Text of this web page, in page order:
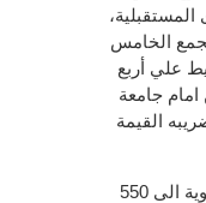
الخامس
علي أربع
جامعة
القيمة
ويصل سعر التجديد السنوى للعضوية الى 550